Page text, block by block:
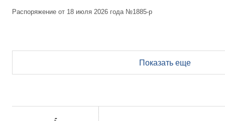
Распоряжение от 18 июля 2026 года №1885-р
Показать еще